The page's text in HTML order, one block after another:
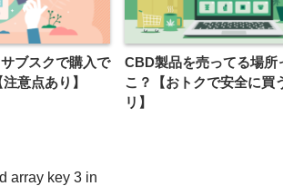
ブスクで購入で
意点あり】
CBD製品を売ってる場所
こ？【おトクで安全に買
リ】
array key 3 in